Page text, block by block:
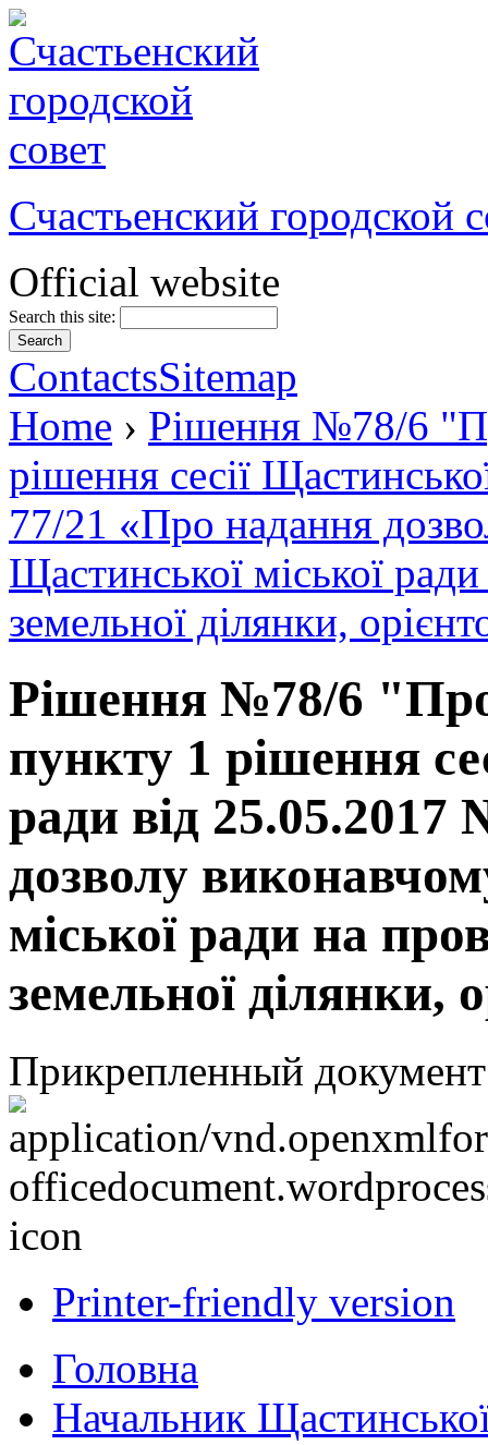
Счастьенский городской
Official website
Search this site:
ContactsSitemap
Home › Рішення №78/6
рішення сесії
77/21 «Про надання
Щастинської міської
земельної ділянки,
Рішення №78/6 "Про
пункту 1 рішення
ради від
дозволу
міської ради на
земельної
Прикрепленный
Printer-friendly version
Головна
Начальник